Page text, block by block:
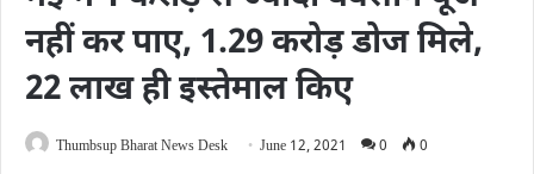
नहीं कर पाए, 1.29 करोड़ डोज मिले,
22 लाख ही इस्तेमाल किए
Thumbsup Bharat News Desk June 12, 2021 0
0